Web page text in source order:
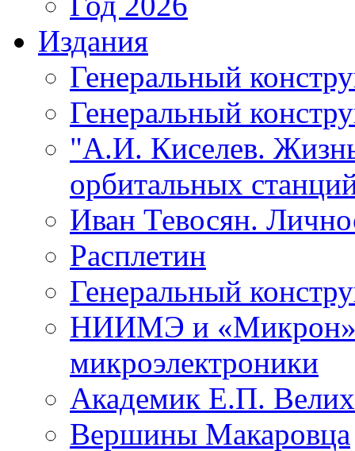
Издания
Генеральный
Генеральный
"А.И. Киселев.
орбитальных
Иван Тевосян.
Расплетин
Генеральный
НИИМЭ и «Микрон»
микроэлектроники
Академик Е.П.
Вершины Макаровца